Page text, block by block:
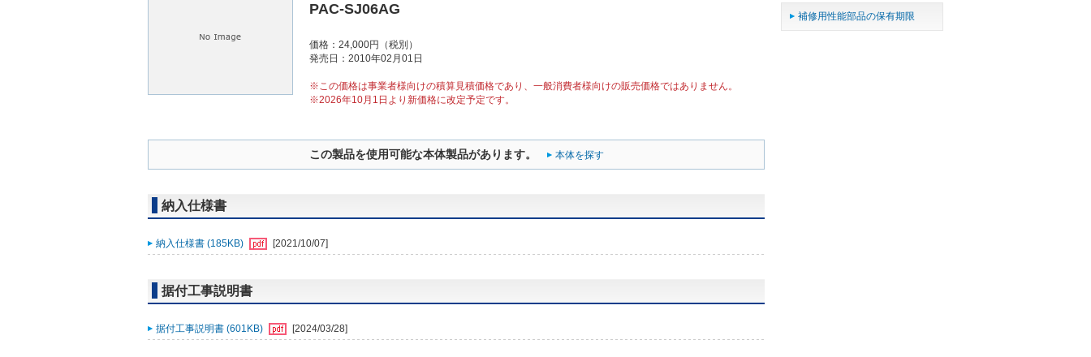
PAC-SJ06AG
価格：24,000円（税別）
発売日：2010年02月01日
※この価格は事業者様向けの積算見積価格であり、一般消費者様向けの販売価格ではありません。
※2026年10月1日より新価格に改定予定です。
この製品を使用可能な本体製品があります。 本体を探す
納入仕様書
納入仕様書 (185KB) [2021/10/07]
据付工事説明書
据付工事説明書 (601KB) [2024/03/28]
補修用性能部品の保有期限